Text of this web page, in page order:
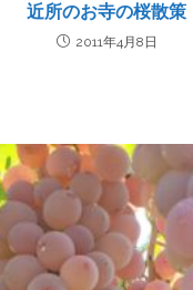
近所のお寺の桜散策
2011年4月8日